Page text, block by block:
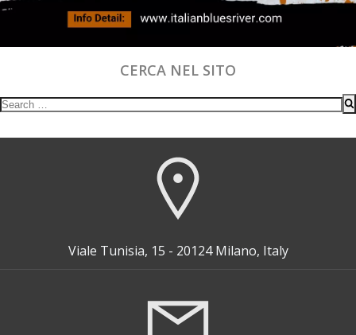
CERCA NEL SITO
Search
Viale Tunisia, 15 - 20124 Milano, Italy